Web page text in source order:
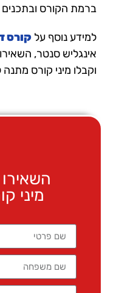
ברמת הקורס
למידע נוסף על קורס
אינגליש סנטר,
וקבלו מיני קורס מתנה
מיני